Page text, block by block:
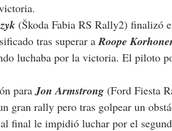
(Škoda Fabia RS Rally2) finalizó
tras superar a Roope
luchaba por la victoria. El piloto
para Jon Armstrong (Ford Fiesta
gran rally pero tras golpear un
al final le impidió luchar por el